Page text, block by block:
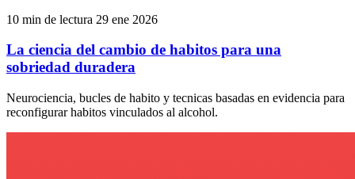
10 min de lectura 29 ene 2026
La ciencia del cambio de habitos para una
sobriedad duradera
Neurociencia, bucles de habito y tecnicas basadas en evidencia para
reconfigurar habitos vinculados al alcohol.